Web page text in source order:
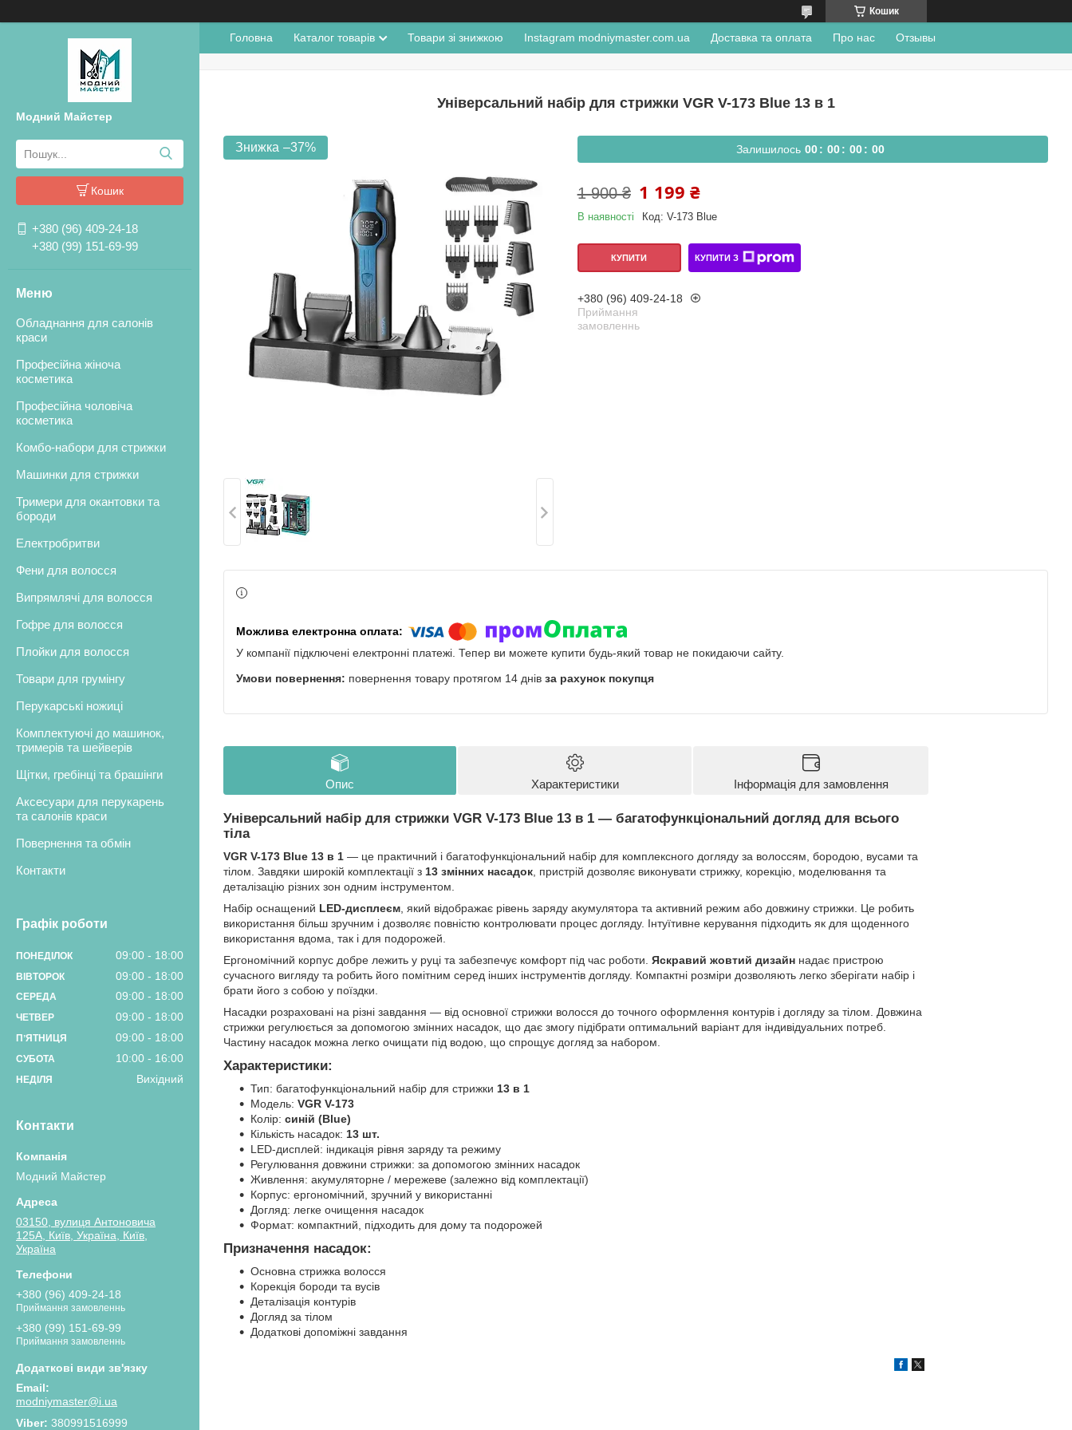
Кошик
Модний Майстер
Кошик
+380 (96) 409-24-18
+380 (99) 151-69-99
Обладнання для салонів
краси
Професійна жіноча
косметика
Професійна чоловіча
косметика
Комбо-набори для стрижки
Машинки для стрижки
Тримери для окантовки та
бороди
Електробритви
Фени для волосся
Випрямлячі для волосся
Гофре для волосся
Плойки для волосся
Товари для грумінгу
Перукарські ножиці
Комплектуючі до машинок,
тримерів та шейверів
Щітки, гребінці та брашінги
Аксесуари для перукарень
та салонів краси
Повернення та обмін
Контакти
Графік роботи
ПОНЕДІЛОК 09:00 18:00
ВІВТОРОК 09:00 18:00
СЕРЕДА 09:00 18:00
ЧЕТВЕР 09:00 18:00
ПʼЯТНИЦЯ 09:00 18:00
СУБОТА 10:00 16:00
НЕДІЛЯ Вихідний
Контакти
Модний Майстер
03150, вулиця Антоновича
125А, Київ, Україна, Київ,
Україна
+380 (96) 409-24-18
Приймання замовленнь
+380 (99) 151-69-99
Приймання замовленнь
modniymaster@i.ua
380991516999
Головна Каталог товарів Товари зі знижкою Instagram modniymaster.com.ua Доставка та оплата Про нас Отзывы
Універсальний набір для стрижки VGR V-173 Blue 13 в 1
–37% Залишилось 00 00 00 00
1 900 ₴ 1 199 ₴
В наявності Код: V-173 Blue
КУПИТИ КУПИТИ З
+380 (96) 409-24-18
Приймання
замовленнь
У компанії підключені електронні платежі. Тепер ви можете купити будь-який товар не покидаючи сайту.
повернення товару протягом 14 днів за рахунок покупця
Опис Характеристики Інформація для замовлення
Універсальний набір для стрижки VGR V-173 Blue 13 в 1 — багатофункціональний догляд для всього
тіла
VGR V-173 Blue 13 в 1 — це практичний і багатофункціональний набір для комплексного догляду за волоссям, бородою, вусами та
тілом. Завдяки широкій комплектації з 13 змінних насадок , пристрій дозволяє виконувати стрижку, корекцію, моделювання та
деталізацію різних зон одним інструментом.
Набір оснащений LED-дисплеєм , який відображає рівень заряду акумулятора та активний режим або довжину стрижки. Це робить
використання більш зручним і дозволяє повністю контролювати процес догляду. Інтуїтивне керування підходить як для щоденного
використання вдома, так і для подорожей.
Ергономічний корпус добре лежить у руці та забезпечує комфорт під час роботи. Яскравий жовтий дизайн надає пристрою
сучасного вигляду та робить його помітним серед інших інструментів догляду. Компактні розміри дозволяють легко зберігати набір і
брати його з собою у поїздки.
Насадки розраховані на різні завдання — від основної стрижки волосся до точного оформлення контурів і догляду за тілом. Довжина
стрижки регулюється за допомогою змінних насадок, що дає змогу підібрати оптимальний варіант для індивідуальних потреб.
Частину насадок можна легко очищати під водою, що спрощує догляд за набором.
Характеристики:
Тип: багатофункціональний набір для стрижки 13 в 1
Модель: VGR V-173
Колір: синій (Blue)
Кількість насадок: 13 шт.
LED-дисплей: індикація рівня заряду та режиму
Регулювання довжини стрижки: за допомогою змінних насадок
Живлення: акумуляторне / мережеве (залежно від комплектації)
Корпус: ергономічний, зручний у використанні
Догляд: легке очищення насадок
Формат: компактний, підходить для дому та подорожей
Призначення насадок:
Основна стрижка волосся
Корекція бороди та вусів
Деталізація контурів
Догляд за тілом
Додаткові допоміжні завдання